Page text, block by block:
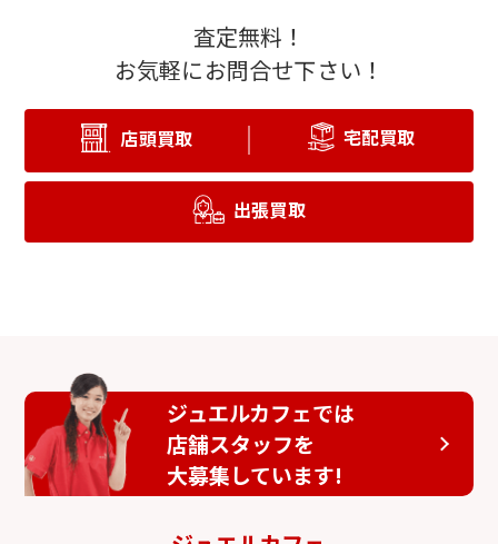
査定無料！
お気軽にお問合せ下さい！
店頭買取 宅配買取
出張買取
ジュエルカフェでは
店舗スタッフを
大募集しています!